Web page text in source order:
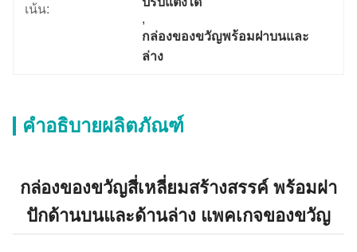
เน้น:
,
กล่องของขวัญพร้อมฝาบนและ
ล่าง
คำอธิบายผลิตภัณฑ์
กล่องของขวัญสี่เหลี่ยมสร้างสรรค์ พร้อมฝา
ปักด้านบนและด้านล่าง แพคเกจของขวัญ